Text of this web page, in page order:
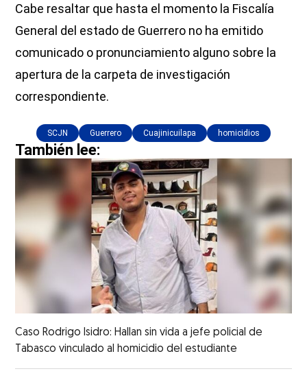
Cabe resaltar que hasta el momento la Fiscalía
General del estado de Guerrero no ha emitido
comunicado o pronunciamiento alguno sobre la
apertura de la carpeta de investigación
correspondiente.
SCJN Guerrero Cuajinicuilapa homicidios
También lee:
Caso Rodrigo Isidro: Hallan sin vida a jefe policial de
Tabasco vinculado al homicidio del estudiante